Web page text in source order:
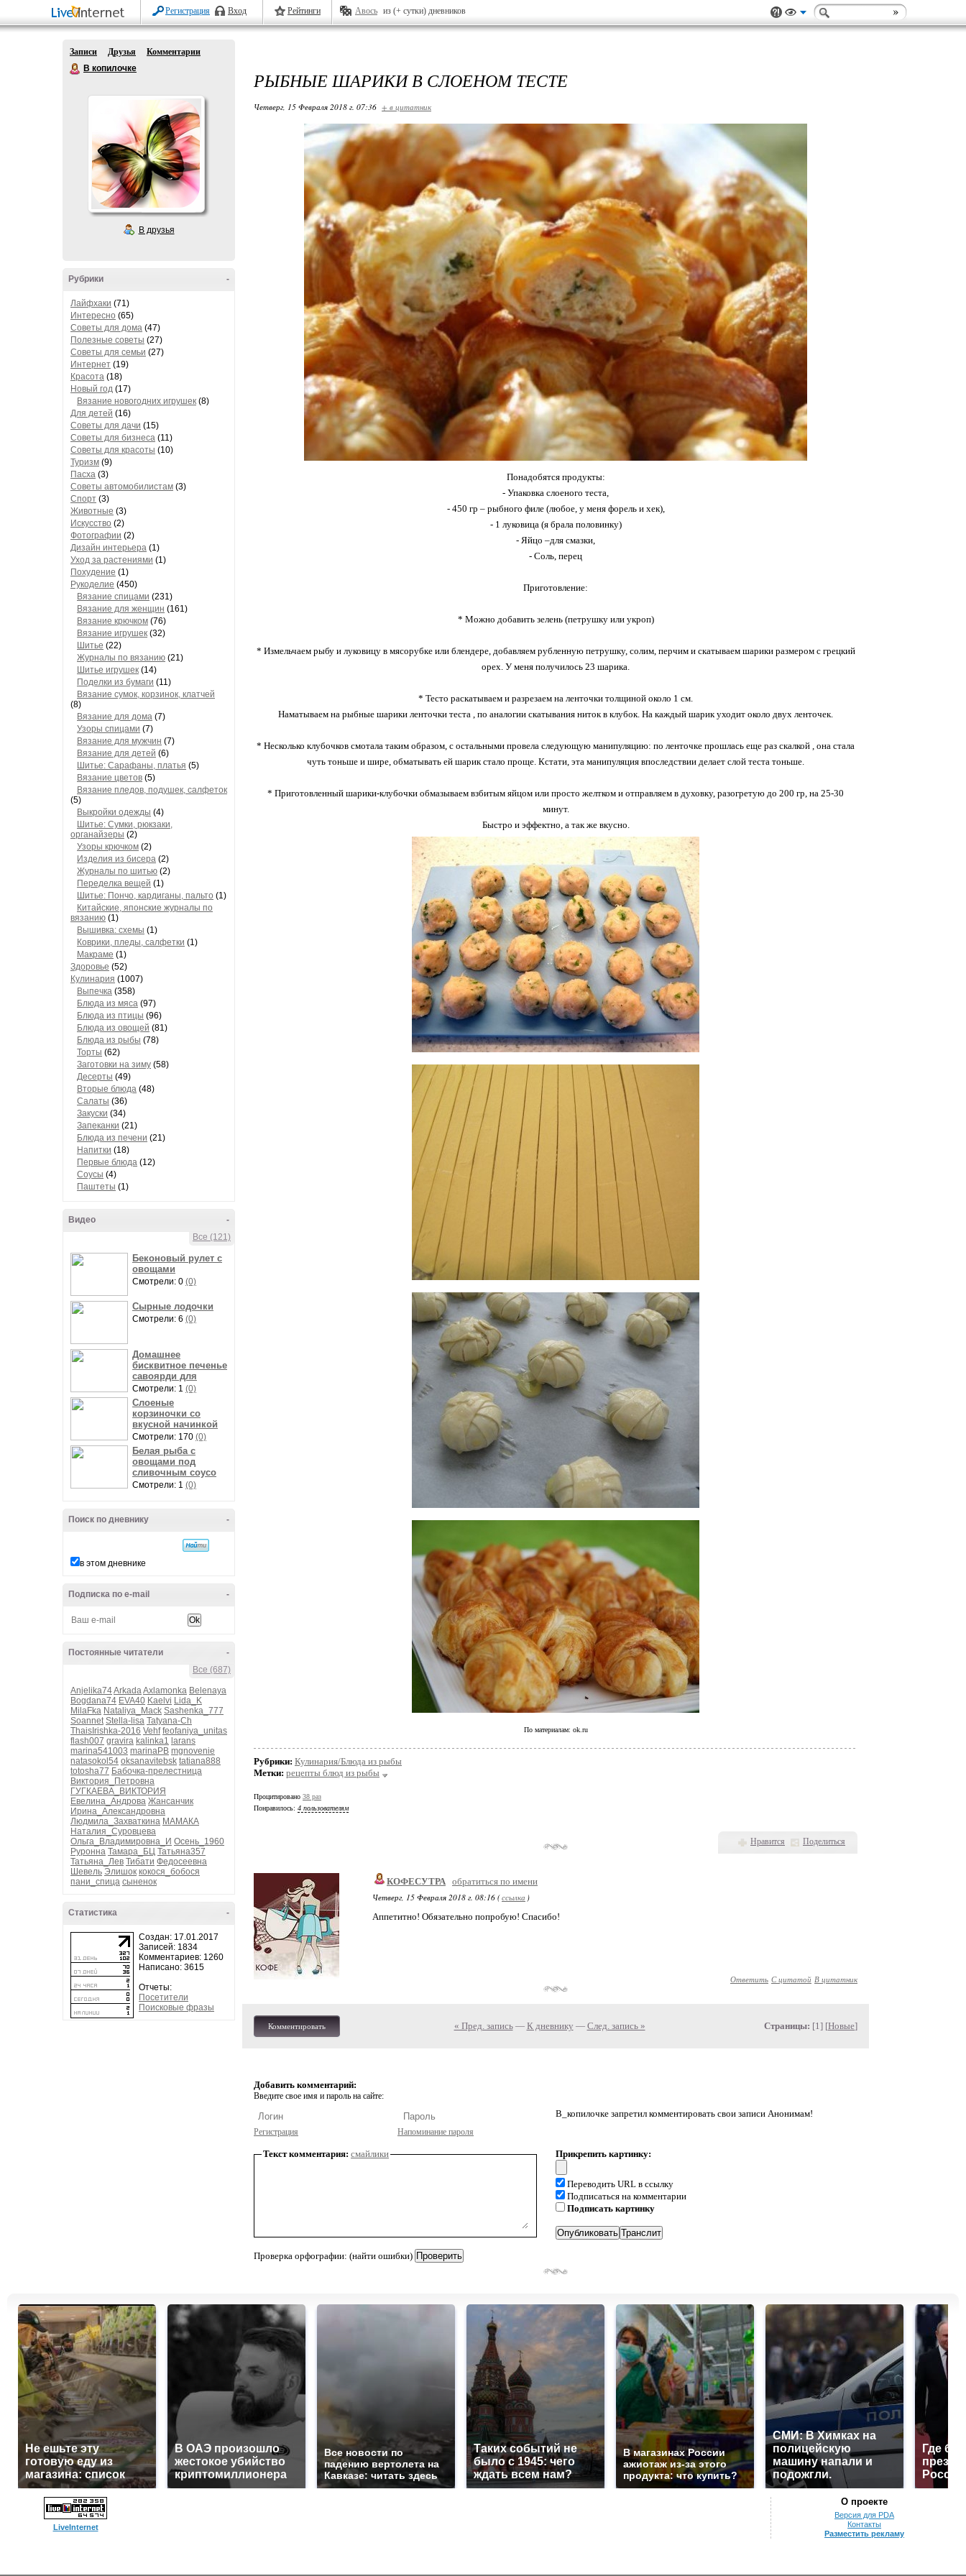
Регистрация Вход Рейтинги Авось из (+ сутки) дневников
Записи Друзья
Комментарии
В копилочке
В друзья
-
Рубрики
Лайфхаки (71)
Интересно (65)
Советы для дома (47)
Полезные советы (27)
Советы для семьи (27)
Интернет (19)
Красота (18)
Новый год (17)
Вязание новогодних игрушек (8)
Для детей (16)
Советы для дачи (15)
Советы для бизнеса (11)
Советы для красоты (10)
Туризм (9)
Пасха (3)
Советы автомобилистам (3)
Спорт (3)
Животные (3)
Искусство (2)
Фотографии (2)
Дизайн интерьера (1)
Уход за растениями (1)
Похудение (1)
Рукоделие (450)
Вязание спицами (231)
Вязание для женщин (161)
Вязание крючком (76)
Вязание игрушек (32)
Шитье (22)
Журналы по вязанию (21)
Шитье игрушек (14)
Поделки из бумаги (11)
Вязание сумок, корзинок, клатчей
(8)
Вязание для дома (7)
Узоры спицами (7)
Вязание для мужчин (7)
Вязание для детей (6)
Шитье: Сарафаны, платья (5)
Вязание цветов (5)
Вязание пледов, подушек, салфеток
(5)
Выкройки одежды (4)
Шитье: Сумки, рюкзаки,
органайзеры (2)
Узоры крючком (2)
Изделия из бисера (2)
Журналы по шитью (2)
Переделка вещей (1)
Шитье: Пончо, кардиганы, пальто (1)
Китайские, японские журналы по
вязанию (1)
Вышивка: схемы (1)
Коврики, пледы, салфетки (1)
Макраме (1)
Здоровье (52)
Кулинария (1007)
Выпечка (358)
Блюда из мяса (97)
Блюда из птицы (96)
Блюда из овощей (81)
Блюда из рыбы (78)
Торты (62)
Заготовки на зиму (58)
Десерты (49)
Вторые блюда (48)
Салаты (36)
Закуски (34)
Запеканки (21)
Блюда из печени (21)
Напитки (18)
Первые блюда (12)
Соусы (4)
Паштеты (1)
-
Видео
Все (121)
Беконовый рулет с
овощами
Смотрели: 0 (0)
Сырные лодочки
Смотрели: 6 (0)
Домашнее
бисквитное печенье
савоярди для
Смотрели: 1 (0)
Слоеные
корзиночки со
вкусной начинкой
Смотрели: 170 (0)
Белая рыба с
овощами под
сливочным соусо
Смотрели: 1 (0)
-
Поиск по дневнику
в этом дневнике
-
Подписка по e-mail
-
Постоянные читатели
Все (687)
Anjelika74ArkadaAxlamonka Belenaya
Bogdana74 EVA40 Kaelvi Lida_K
MilaFka Nataliya_Mack Sashenka_777
Soannet Stella-lisa Tatyana-Ch
ThaisIrishka-2016 Vehf feofaniya_unitas
flash007 gravira kalinka1 larans
marina541003 marinaPB mgnovenie
natasokol54 oksanavitebsk tatiana888
totosha77 Бабочка-прелестница
Виктория_Петровна
ГУГКАЕВА_ВИКТОРИЯ
Евелина_Андрова Жансанчик
Ирина_Александровна
Людмила_Захваткина МАМАКА
Наталия_Суровцева
Ольга_Владимировна_И Осень_1960
Руронна Тамара_БЦ Татьяна357
Татьяна_Лев Тибати Федосеевна
Шевель Элишок кокося_бобося
пани_спица сыненок
-
Статистика
Создан: 17.01.2017
Записей: 1834
Комментариев: 1260
Написано: 3615
Отчеты:
Посетители
Поисковые фразы
РЫБНЫЕ ШАРИКИ В СЛОЕНОМ ТЕСТЕ
Четверг, 15 Февраля 2018 г. 07:36 + в цитатник
Понадобятся продукты:
- Упаковка слоеного теста,
- 450 гр – рыбного филе (любое, у меня форель и хек),
- 1 луковица (я брала половинку)
- Яйцо –для смазки,
- Соль, перец
Приготовление:
* Можно добавить зелень (петрушку или укроп)
* Измельчаем рыбу и луковицу в мясорубке или блендере, добавляем рубленную петрушку, солим, перчим и скатываем шарики размером с грецкий
орех. У меня получилось 23 шарика.
* Тесто раскатываем и разрезаем на ленточки толщиной около 1 см.
Наматываем на рыбные шарики ленточки теста , по аналогии скатывания ниток в клубок. На каждый шарик уходит около двух ленточек.
* Несколько клубочков смотала таким образом, с остальными провела следующую манипуляцию: по ленточке прошлась еще раз скалкой , она стала
чуть тоньше и шире, обматывать ей шарик стало проще. Кстати, эта манипуляция впоследствии делает слой теста тоньше.
* Приготовленный шарики-клубочки обмазываем взбитым яйцом или просто желтком и отправляем в духовку, разогретую до 200 гр, на 25-30
минут.
Быстро и эффектно, а так же вкусно.
По материалам: ok.ru
Рубрики: Кулинария/Блюда из рыбы
Метки: рецепты блюд из рыбы
Процитировано 38 раз
Понравилось: 4 пользователям
Нравится Поделиться
КОФЕСУТРА обратиться по имени
Четверг, 15 Февраля 2018 г. 08:16 (ссылка )
Аппетитно! Обязательно попробую! Спасибо!
Ответить С цитатой В цитатник
Комментировать « Пред. запись— К дневнику — След. запись » Страницы: [1] [Новые]
Добавить комментарий:
Введите свое имя и пароль на сайте:
Регистрация Напоминание пароля
В_копилочке запретил комментировать свои записи Анонимам!
Текст комментария: смайлики
Проверка орфографии: (найти ошибки)
Прикрепить картинку:
Переводить URL в ссылку
Подписаться на комментарии
Подписать картинку
Не ешьте эту
готовую еду из
магазина: список
В ОАЭ произошло
жестокое убийство
криптомиллионера
Все новости по
падению вертолета на
Кавказе: читать здесь
Таких событий не
было с 1945: чего
ждать всем нам?
В магазинах России
ажиотаж из-за этого
продукта: что купить?
СМИ: В Химках на
полицейскую
машину напали и
подожгли.
Где
LiveInternet
О проекте
Версия для PDA
Контакты
Разместить рекламу